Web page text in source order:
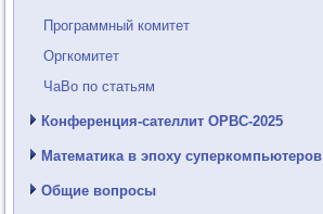
Программный комитет
Оргкомитет
ЧаВо по статьям
Конференция-сателлит ОРВС-2025
Математика в эпоху суперкомпьютеров
Общие вопросы